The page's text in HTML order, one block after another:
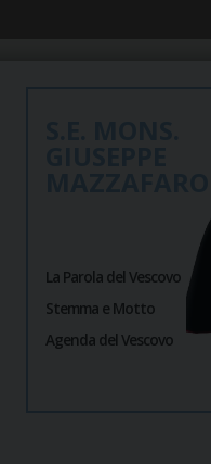
La Parola del Vescovo
Stemma e Motto
Agenda del Vescovo